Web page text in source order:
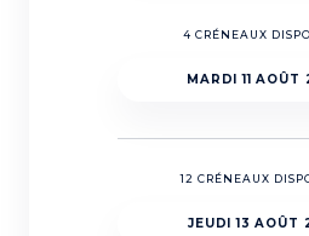
4 CRÉNEAUX
MARDI 11 AOÛT
12 CRÉNEAUX
JEUDI 13 AOÛT